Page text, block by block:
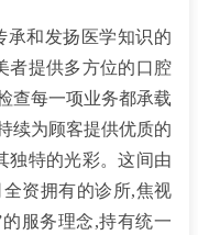
承和发扬医学知识的
者提供多方位的口腔
查每一项业务都承载
续为顾客提供优质的
独特的光彩。这间由
资拥有的诊所,焦视
服务理念,持有统一